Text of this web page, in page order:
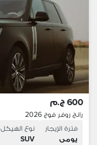
600 ج.م
رانج روفر فوج 2026
فترة الإيجار
يومى
نوع الهيكل
SUV